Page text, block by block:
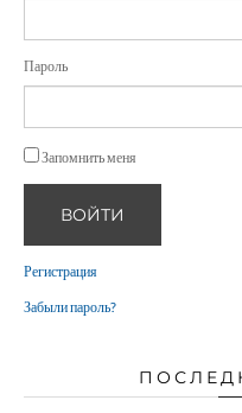
Пароль
Запомнить меня
ВОЙТИ
Регистрация
Забыли пароль?